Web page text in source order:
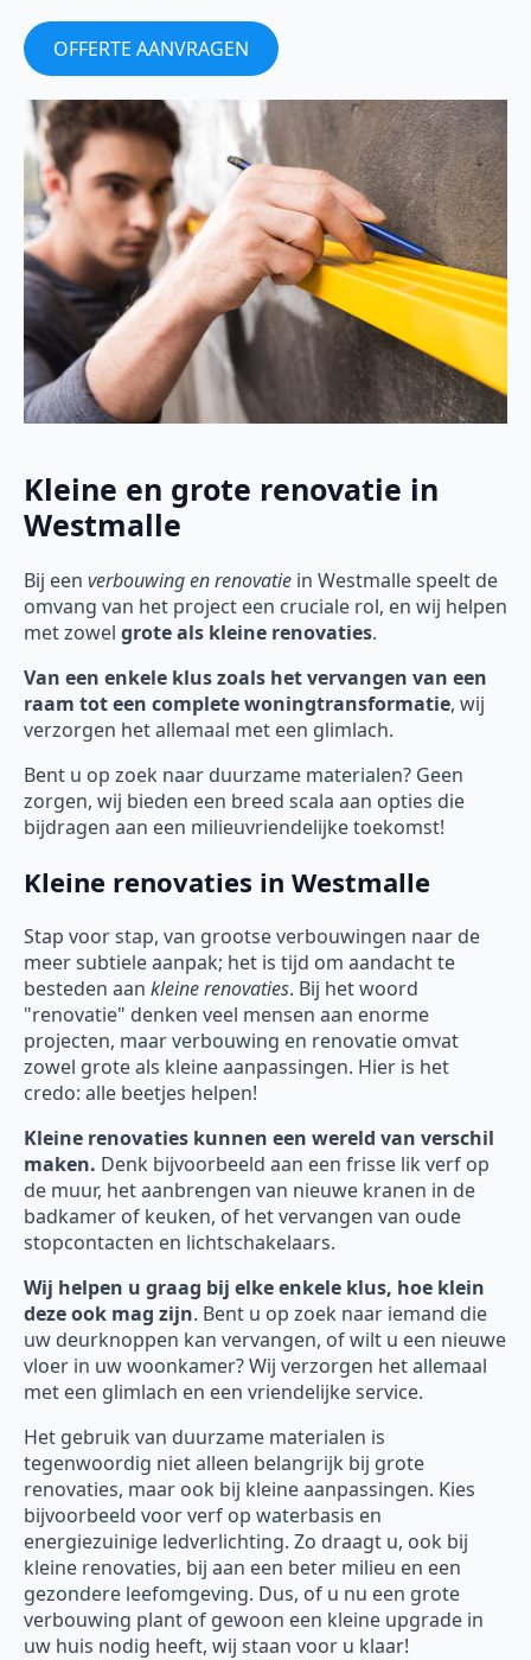
OFFERTE AANVRAGEN
Kleine en grote renovatie in
Westmalle
Bij een verbouwing en renovatie in Westmalle speelt de
omvang van het project een cruciale rol, en wij helpen
met zowel grote als kleine renovaties.
Van een enkele klus zoals het vervangen van een
raam tot een complete woningtransformatie, wij
verzorgen het allemaal met een glimlach.
Bent u op zoek naar duurzame materialen? Geen
zorgen, wij bieden een breed scala aan opties die
bijdragen aan een milieuvriendelijke toekomst!
Kleine renovaties in Westmalle
Stap voor stap, van grootse verbouwingen naar de
meer subtiele aanpak; het is tijd om aandacht te
besteden aan kleine renovaties. Bij het woord
"renovatie" denken veel mensen aan enorme
projecten, maar verbouwing en renovatie omvat
zowel grote als kleine aanpassingen. Hier is het
credo: alle beetjes helpen!
Kleine renovaties kunnen een wereld van verschil
maken. Denk bijvoorbeeld aan een frisse lik verf op
de muur, het aanbrengen van nieuwe kranen in de
badkamer of keuken, of het vervangen van oude
stopcontacten en lichtschakelaars.
Wij helpen u graag bij elke enkele klus, hoe klein
deze ook mag zijn. Bent u op zoek naar iemand die
uw deurknoppen kan vervangen, of wilt u een nieuwe
vloer in uw woonkamer? Wij verzorgen het allemaal
met een glimlach en een vriendelijke service.
Het gebruik van duurzame materialen is
tegenwoordig niet alleen belangrijk bij grote
renovaties, maar ook bij kleine aanpassingen. Kies
bijvoorbeeld voor verf op waterbasis en
energiezuinige ledverlichting. Zo draagt u, ook bij
kleine renovaties, bij aan een beter milieu en een
gezondere leefomgeving. Dus, of u nu een grote
verbouwing plant of gewoon een kleine upgrade in
uw huis nodig heeft, wij staan voor u klaar!